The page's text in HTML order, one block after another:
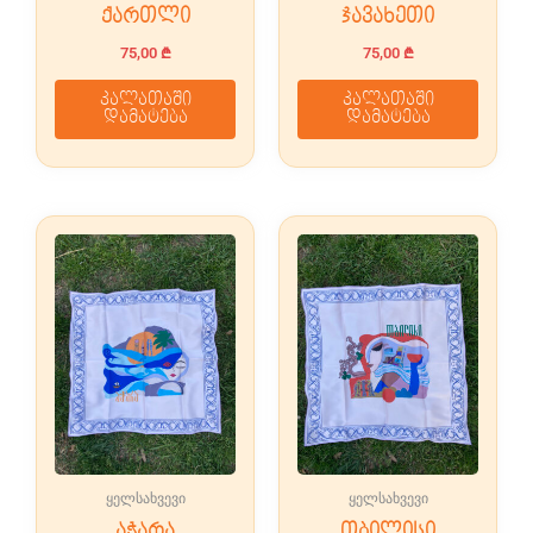
ქართლი
75,00 ₾
კალათაში
დამატება
ჯავახეთი
75,00 ₾
კალათაში
დამატება
ყელსახვევი ყელსახვევი